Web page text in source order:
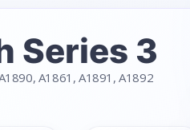
Series 3
A1861, A1891, A1892